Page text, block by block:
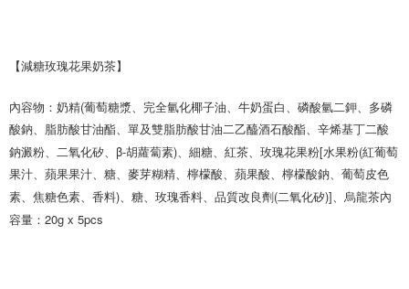
【減糖玫瑰花果奶茶】
內容物：奶精(葡萄糖漿、完全氫化椰子油、牛奶蛋白、磷酸氫二鉀、多磷
酸鈉、脂肪酸甘油酯、單及雙脂肪酸甘油二乙醯酒石酸酯、辛烯基丁二酸
鈉澱粉、二氧化矽、β-胡蘿蔔素)、細糖、紅茶、玫瑰花果粉[水果粉(紅葡萄
果汁、蘋果果汁、糖、麥芽糊精、檸檬酸、蘋果酸、檸檬酸鈉、葡萄皮色
素、焦糖色素、香料)、糖、玫瑰香料、品質改良劑(二氧化矽)]、烏龍茶內
容量：20g x 5pcs